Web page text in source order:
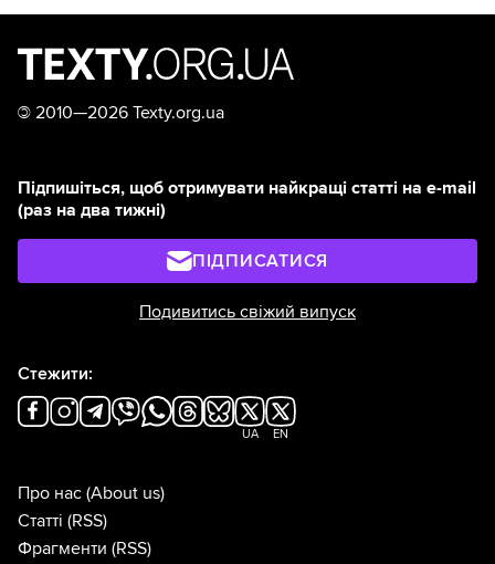
© 2010—2026 Texty.org.ua
Підпишіться, щоб отримувати найкращі статті на e-mail
(раз на два тижні)
ПІДПИСАТИСЯ
Подивитись свіжий випуск
Стежити:
UA EN
Про нас (About us)
Статті (RSS)
Фрагменти (RSS)